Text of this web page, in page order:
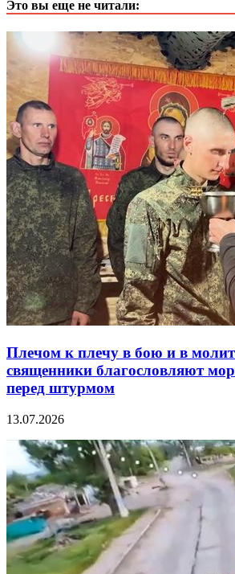
Это вы еще не читали:
Плечом к плечу в бою и в
священники благословляют
перед штурмом
13.07.2026